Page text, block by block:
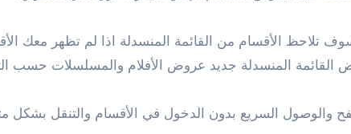
تلاحظ الأقسام من القائمة المنسدلة اذا لم تظهر معك
القائمة المنسدلة جديد عروض الأفلام والمسلسلات حسب
السريع بدون الدخول في الأقسام والتنقل بشكل